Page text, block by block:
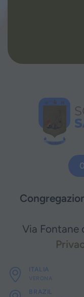
Via Fontane
ITALIA
VERONA
BRAZIL